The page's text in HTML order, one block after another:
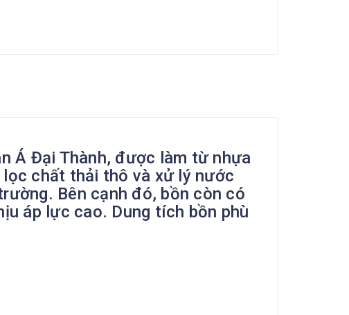
Á Đại Thành, được làm từ nhựa
chất thải thô và xử lý nước
Bên cạnh đó, bồn còn có
áp lực cao. Dung tích bồn phù